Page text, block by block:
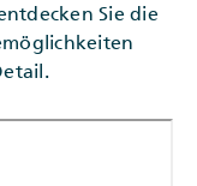
Sie die